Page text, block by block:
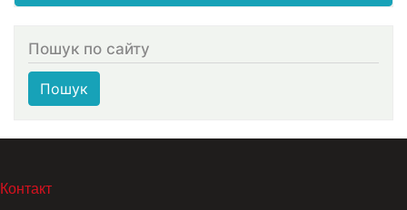
Пошук по сайту
Пошук
МЕНЮ В ПОДВАЛЕ
Контакт